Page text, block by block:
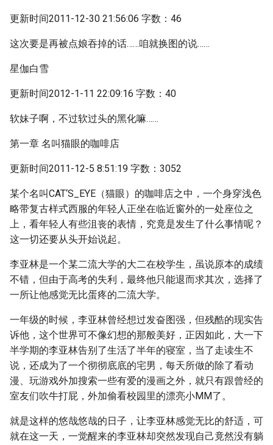
更新时间2011-12-30 21:56:06 字数：46
这次要是再被点娘吞掉的话……咱就换图的说……
星伽白雪
更新时间2012-1-11 22:09:16 字数：40
软妹子啊，不过软过头的黑化嘛……
第一章 名叫猫眼的咖啡店
更新时间2011-12-5 8:51:19 字数：3052
某个名叫CAT‘S_EYE（猫眼）的咖啡店之中，一个身穿浅色
略带复古样式西服的年轻人正坐在临近窗外的一处座位之
上，看年轻人有些沮丧的表情，究竟是发生了什么事情呢？
这一切还要从头开始说起。
李亚林是一个某二流大学的大二在校学生，虽说原本的成绩
不错，但由于高考的失利，最终他只能退而求其次，选择了
一所让他感觉无比蛋疼的二流大学。
一年级的时候，李亚林曾经想过发奋图强，但残酷的现实告
诉他，这个世界可不像幻想的那般美好，正因如此，大一下
半学期的李亚林告别了生活了半年的寝室，当了走读生不
说，还成为了一个彻彻底底的宅男，每天所做的除了看动
漫、玩游戏外加搜索一些有爱的漫画之外，就只有跟曾经的
室友们吹牛打屁，外加偷看校园里的漂亮小MM了。
就是这样的悠哉悠哉的日子，让李亚林感觉无比的舒适，可
就在这一天，一觉醒来的李亚林却突然发现自己竟然没有躺